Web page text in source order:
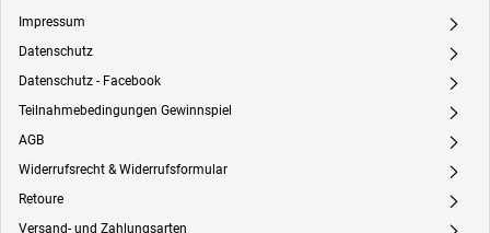
Impressum A
Datenschutz A
Datenschutz - Facebook A
Teilnahmebedingungen Gewinnspiel A
AGB A
Widerrufsrecht & Widerrufsformular A
Retoure A
Versand- und Zahlungsarten